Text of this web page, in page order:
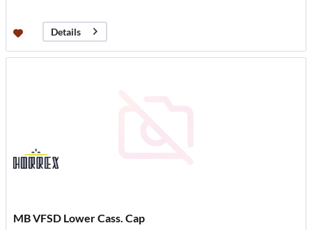
Details
MB VFSD Lower Cass. Cap